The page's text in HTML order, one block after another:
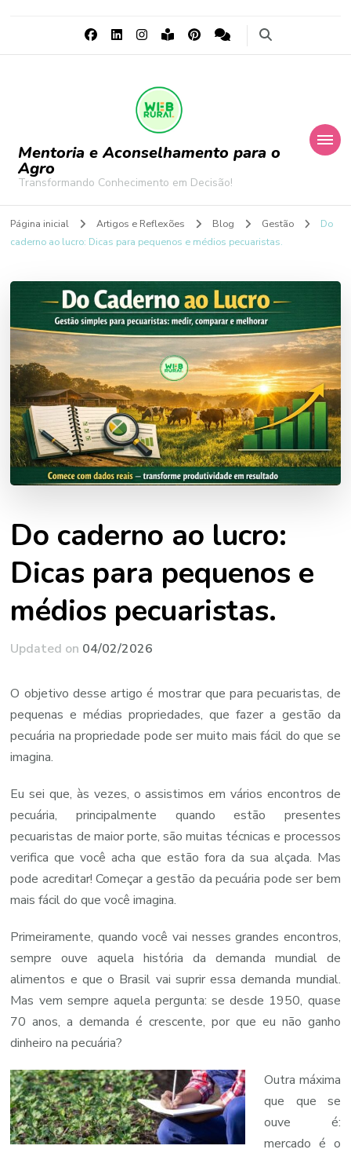
Mentoria e Aconselhamento para o
Agro
Transformando Conhecimento em Decisão!
Página inicial Artigos e Reflexões Blog Gestão
Do
caderno ao lucro: Dicas para pequenos e médios pecuaristas.
Do caderno ao lucro:
Dicas para pequenos e
médios pecuaristas.
Updated on 04/02/2026
O objetivo desse artigo é mostrar que para pecuaristas, de
pequenas e médias propriedades, que fazer a gestão da
pecuária na propriedade pode ser muito mais fácil do que se
imagina.
Eu sei que, às vezes, o assistimos em vários encontros de
pecuária, principalmente quando estão presentes
pecuaristas de maior porte, são muitas técnicas e processos
verifica que você acha que estão fora da sua alçada. Mas
pode acreditar! Começar a gestão da pecuária pode ser bem
mais fácil do que você imagina.
Primeiramente, quando você vai nesses grandes encontros,
sempre ouve aquela história da demanda mundial de
alimentos e que o Brasil vai suprir essa demanda mundial.
Mas vem sempre aquela pergunta: se desde 1950, quase
70 anos, a demanda é crescente, por que eu não ganho
dinheiro na pecuária?
Outra máxima
que que se
ouve é:
mercado é o